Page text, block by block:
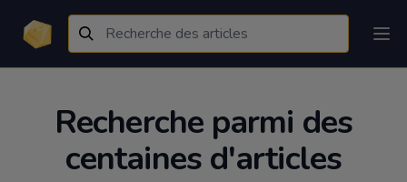
Recherche parmi des
centaines d'articles